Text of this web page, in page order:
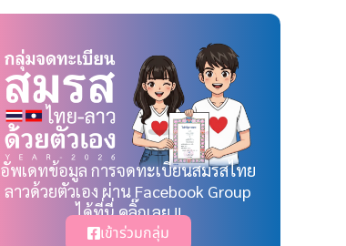
อัพเดทข้อมูล การจดทะเบียนสมรสไทย
ลาวด้วยตัวเอง ผ่าน Facebook Group
ได้ที่นี่ คลิ๊กเลย !!
เข้าร่วมกลุ่ม